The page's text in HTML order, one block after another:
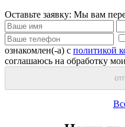
Оставьте заявку: Мы вам
ознакомлен(-а) с политикой
соглашаюсь на обработку